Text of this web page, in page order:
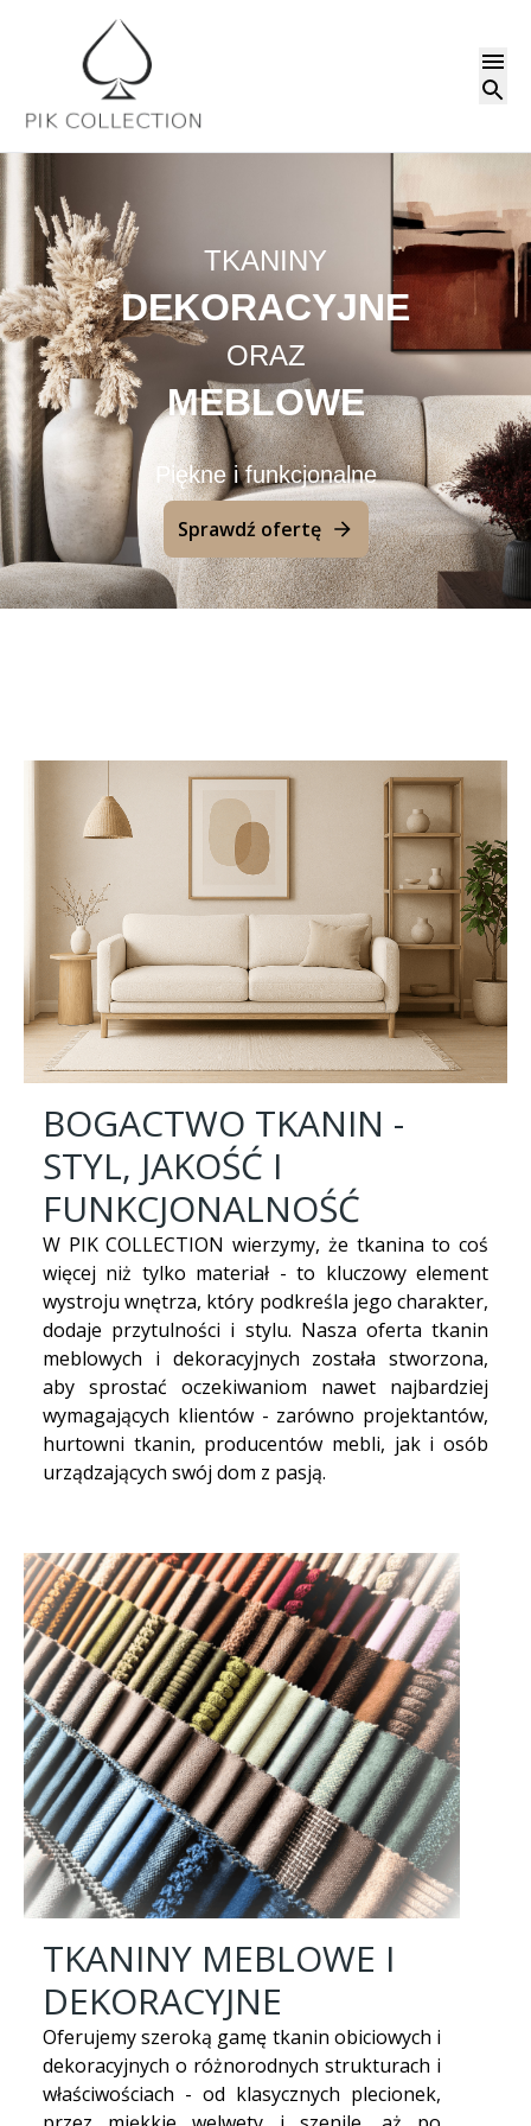
TKANINY
DEKORACYJNE
ORAZ
MEBLOWE
Piękne i funkcjonalne
Sprawdź ofertę
BOGACTWO TKANIN -
STYL, JAKOŚĆ I
FUNKCJONALNOŚĆ
W PIK COLLECTION wierzymy, że tkanina to coś
więcej niż tylko materiał - to kluczowy element
wystroju wnętrza, który podkreśla jego charakter,
dodaje przytulności i stylu. Nasza oferta tkanin
meblowych i dekoracyjnych została stworzona,
aby sprostać oczekiwaniom nawet najbardziej
wymagających klientów - zarówno projektantów,
hurtowni tkanin, producentów mebli, jak i osób
urządzających swój dom z pasją.
TKANINY MEBLOWE I
DEKORACYJNE
Oferujemy szeroką gamę tkanin obiciowych i
dekoracyjnych o różnorodnych strukturach i
właściwościach - od klasycznych plecionek,